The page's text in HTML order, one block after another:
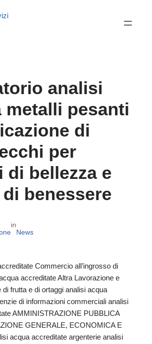
analisi
metalli pesanti
di
per
di bellezza e
benessere
in
News
Commercio all’ingrosso di
accreditate Altra Lavorazione e
frutta e di ortaggi analisi acqua
di informazioni commerciali analisi
AMMINISTRAZIONE PUBBLICA
GENERALE, ECONOMICA E
acqua accreditate argenterie analisi